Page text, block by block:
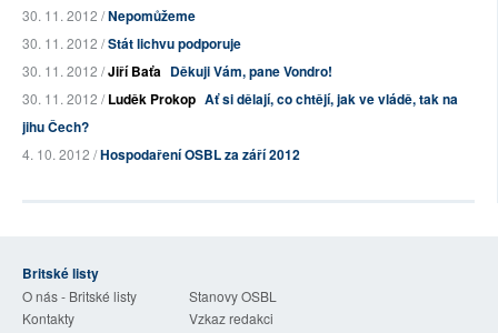
30. 11. 2012 /Nepomůžeme
30. 11. 2012 /Stát lichvu podporuje
30. 11. 2012 /Jiří Baťa Děkuji Vám, pane Vondro!
30. 11. 2012 /Luděk Prokop Ať si dělají, co chtějí, jak ve vládě, tak na
jihu Čech?
4. 10. 2012 /Hospodaření OSBL za září 2012
Britské listy
O nás - Britské listy
Stanovy OSBL
Kontakty
Vzkaz redakci